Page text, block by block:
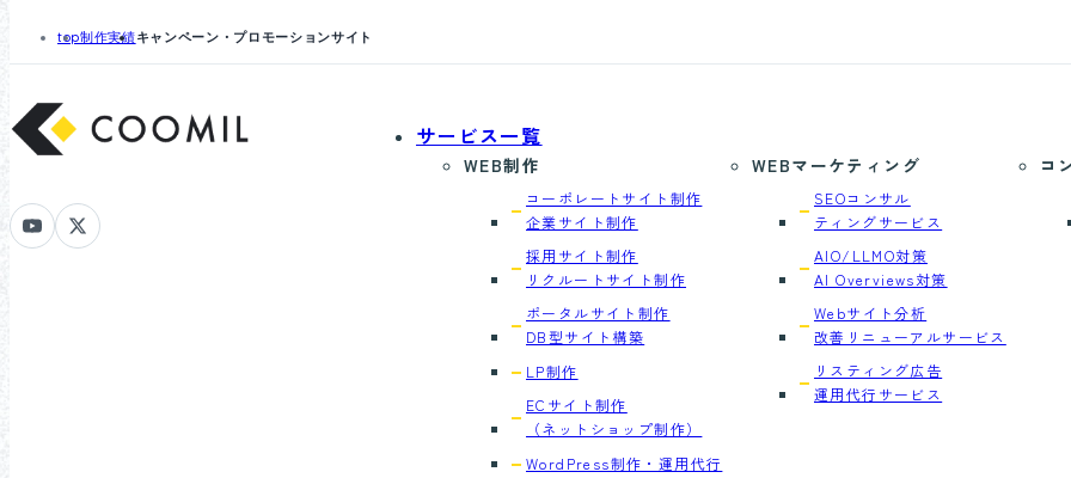
top制作実績キャンペーン・プロモーションサイト
サービス一覧
WEB制作
コーポレートサイト制作
企業サイト制作
採用サイト制作
リクルートサイト制作
ポータルサイト制作
DB型サイト構築
LP制作
ECサイト制作
（ネットショップ制作）
WordPress制作・運用代行
WEBマーケティング
SEOコンサル
ティングサービス
AIO/LLMO対策
AI Overviews対策
Webサイト分析
改善リニューアルサービス
リスティング広告
運用代行サービス
コ